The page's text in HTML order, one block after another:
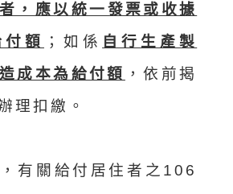
，應以統一發票或收據
額
；如係 自行生產製
成本為給付額 ，依前揭
理扣繳。
有關給付居住者之106